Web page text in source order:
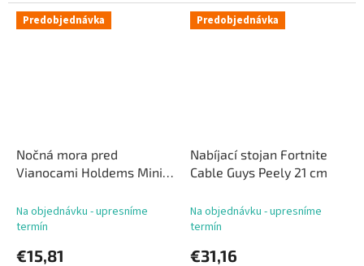
Predobjednávka
Nočná mora pred
Vianocami Holdems Mini
Na objednávku - upresníme
termín
€15,81
Predobjednávka
Nabíjací stojan Fortnite
Cable Guys Peely 21 cm
Na objednávku - upresníme
termín
€31,16